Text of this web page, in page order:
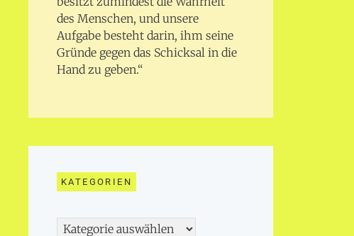
des Menschen, und unsere
Aufgabe besteht darin, ihm seine
Gründe gegen das Schicksal in die
Hand zu geben.“
KATEGORIEN
Kategorien